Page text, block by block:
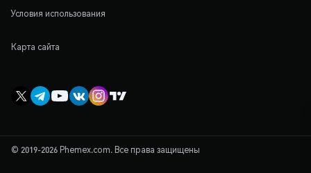
Условия использования
Карта сайта
© 2019-2026 Phemex.com. Все права защищены